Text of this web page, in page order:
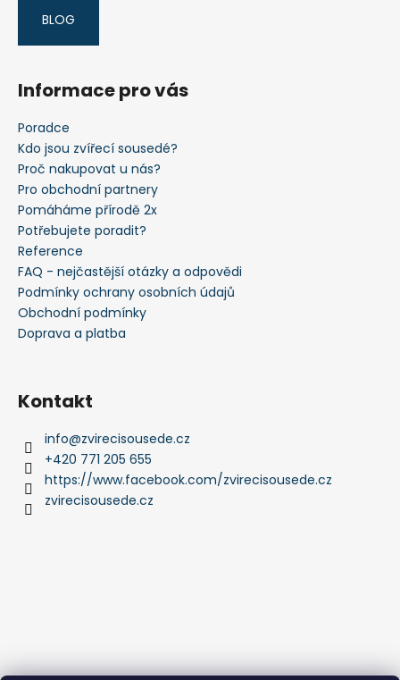
BLOG
Informace pro vás
Poradce
Kdo jsou zvířecí sousedé?
Proč nakupovat u nás?
Pro obchodní partnery
Pomáháme přírodě 2x
Potřebujete poradit?
Reference
FAQ - nejčastější otázky a odpovědi
Podmínky ochrany osobních údajů
Obchodní podmínky
Doprava a platba
Kontakt
info@zvirecisousede.cz
+420 771 205 655
https://www.facebook.com/zvirecisousede.cz
zvirecisousede.cz